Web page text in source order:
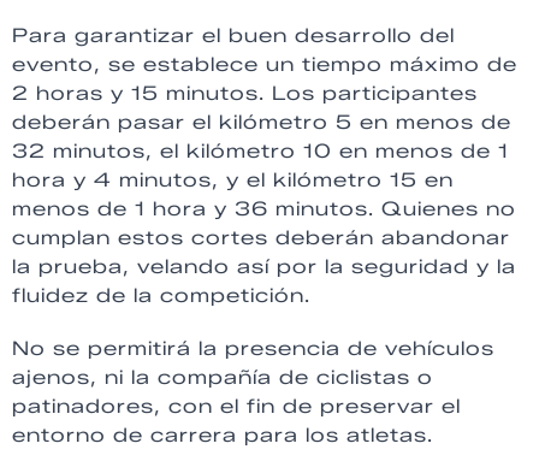
Para garantizar el buen desarrollo del
evento, se establece un tiempo máximo de
2 horas y 15 minutos. Los participantes
deberán pasar el kilómetro 5 en menos de
32 minutos, el kilómetro 10 en menos de 1
hora y 4 minutos, y el kilómetro 15 en
menos de 1 hora y 36 minutos. Quienes no
cumplan estos cortes deberán abandonar
la prueba, velando así por la seguridad y la
fluidez de la competición.
No se permitirá la presencia de vehículos
ajenos, ni la compañía de ciclistas o
patinadores, con el fin de preservar el
entorno de carrera para los atletas.